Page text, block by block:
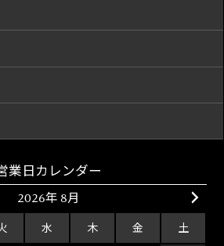
業日カレンダー
2026年 8月
水 木 金 土